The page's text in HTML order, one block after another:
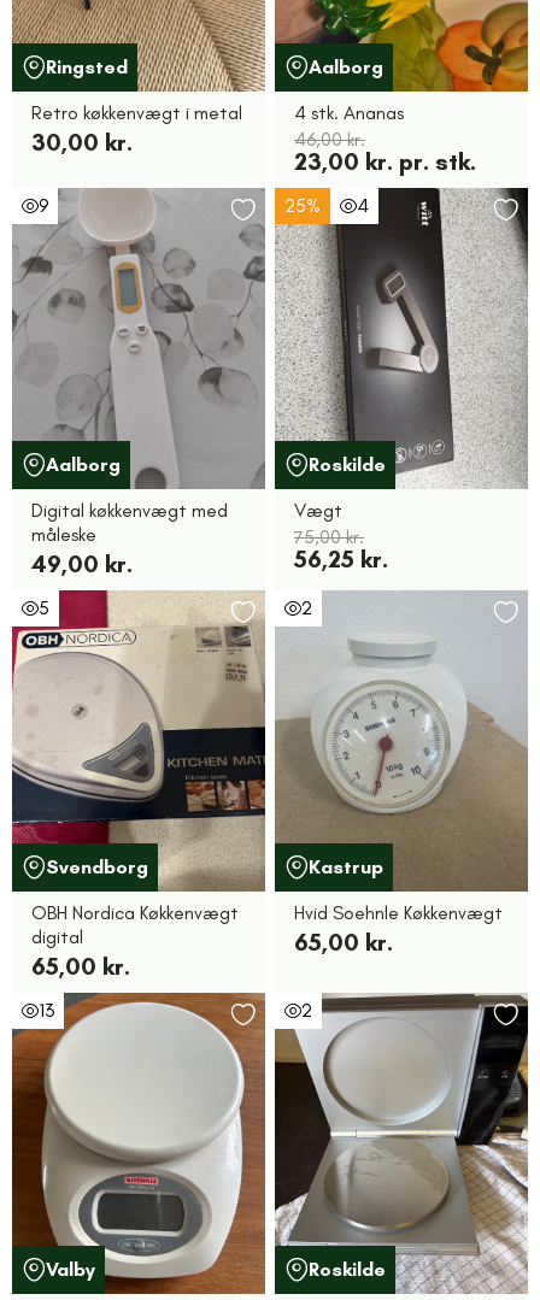
Ringsted
Retro køkkenvægt i metal
30,00 kr.
Aalborg
4 stk. Ananas
46,00 kr.
23,00 kr. pr. stk.
9
Aalborg
Digital køkkenvægt med
måleske
49,00 kr.
25% 4
Roskilde
Vægt
75,00 kr.
56,25 kr.
5
Svendborg
OBH Nordica Køkkenvægt
digital
65,00 kr.
2
Kastrup
Hvid Soehnle Køkkenvægt
65,00 kr.
13
Valby
2
Roskilde